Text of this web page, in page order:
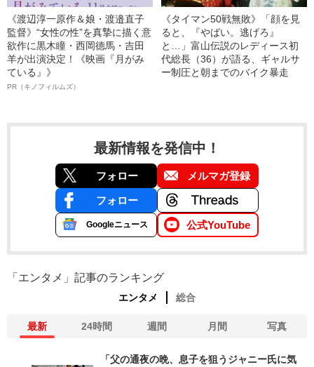
《渡辺淳一原作＆娘・渡邉直子
監督》“女性の性”を真摯に描く意
欲作に黒木瞳・西岡德馬・吉田
羊が出演決定！《映画『月がみ
ている』》
PR（キノフィルムズ）
《タイマン50戦無敗》「顔を見
ると、『やばい。逃げろ』
と…」富山伝説のレディース初
代総長（36）が語る、ギャルサ
ー制圧と朝までのバイク暴走
最新情報を発信中！
フォロー メルマガ登録
フォロー
Googleニュース 公式YouTube
「エンタメ」記事のランキング
エンタメ 総合
最新 24時間 週間 月間 写真
「父の通夜の晩、息子を狙うジャニー氏に気